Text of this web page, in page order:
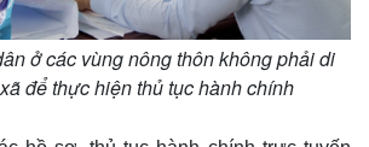
ở các vùng nông thôn không phải di
để thực hiện thủ tục hành chính